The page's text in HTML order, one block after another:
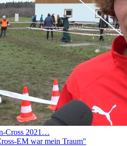
Cross 2021…
EM war mein Traum"